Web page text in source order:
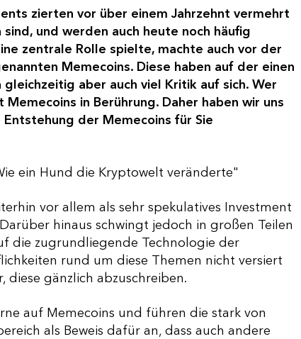
zierten vor über einem Jahrzehnt vermehrt
und werden auch heute noch häufig
zentrale Rolle spielte, machte auch vor der
Memecoins. Diese haben auf der einen
aber auch viel Kritik auf sich. Wer
in Berührung. Daher haben wir uns
der Memecoins für Sie
ein Hund die Kryptowelt veränderte"
vor allem als sehr spekulatives Investment
hinaus schwingt jedoch in großen Teilen
die zugrundliegende Technologie der
rund um diese Themen nicht versiert
diese gänzlich abzuschreiben.
auf Memecoins und führen die stark von
als Beweis dafür an, dass auch andere